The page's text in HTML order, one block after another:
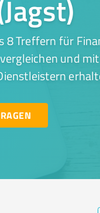
8 Treffern für
und